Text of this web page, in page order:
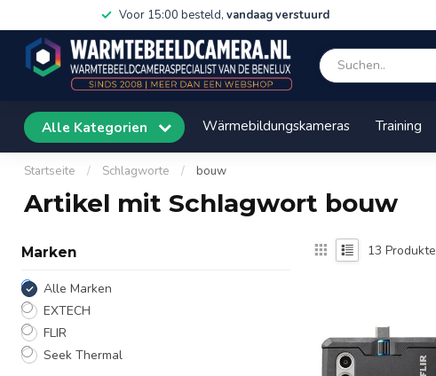
Voor 15:00 besteld, vandaag verstuurd
Alle Kategorien Wärmebildungskameras Training
Startseite / Schlagworte / bouw
Artikel mit Schlagwort bouw
Marken
Alle Marken
EXTECH
FLIR
Seek Thermal
13 Produkte